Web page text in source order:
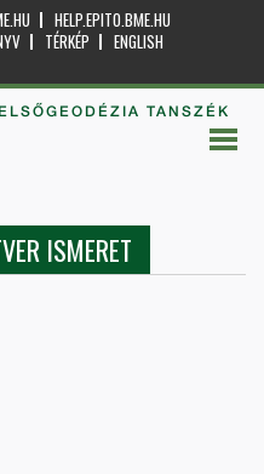
HELP.EPITO.BME.HU
TÉRKÉP
ENGLISH
TANSZÉK
ISMERET